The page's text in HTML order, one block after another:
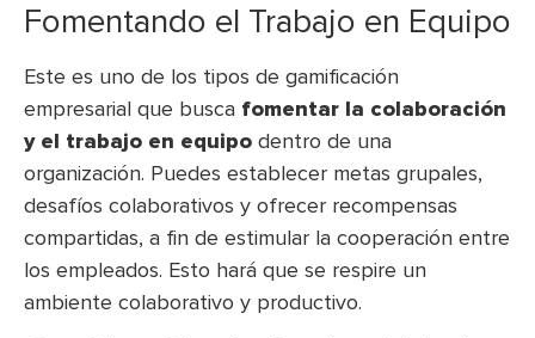
Fomentando el Trabajo en Equipo
Este es uno de los tipos de gamificación
empresarial que busca fomentar la colaboración
y el trabajo en equipo dentro de una
organización. Puedes establecer metas grupales,
desafíos colaborativos y ofrecer recompensas
compartidas, a fin de estimular la cooperación entre
los empleados. Esto hará que se respire un
ambiente colaborativo y productivo.